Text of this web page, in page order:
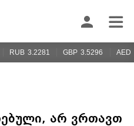
RUB 3.2281 GBP 3.5296 AED
არ ვრთავთ